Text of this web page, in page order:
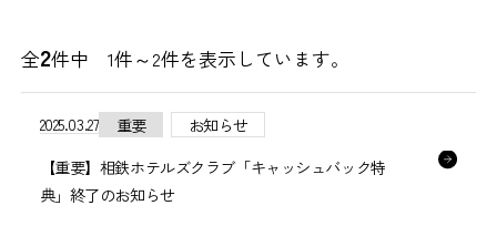
全2件中 1件～2件を表示しています。
2025.03.27 重要
お知らせ
【重要】相鉄ホテルズクラブ「キャッシュバック特
典」終了のお知らせ